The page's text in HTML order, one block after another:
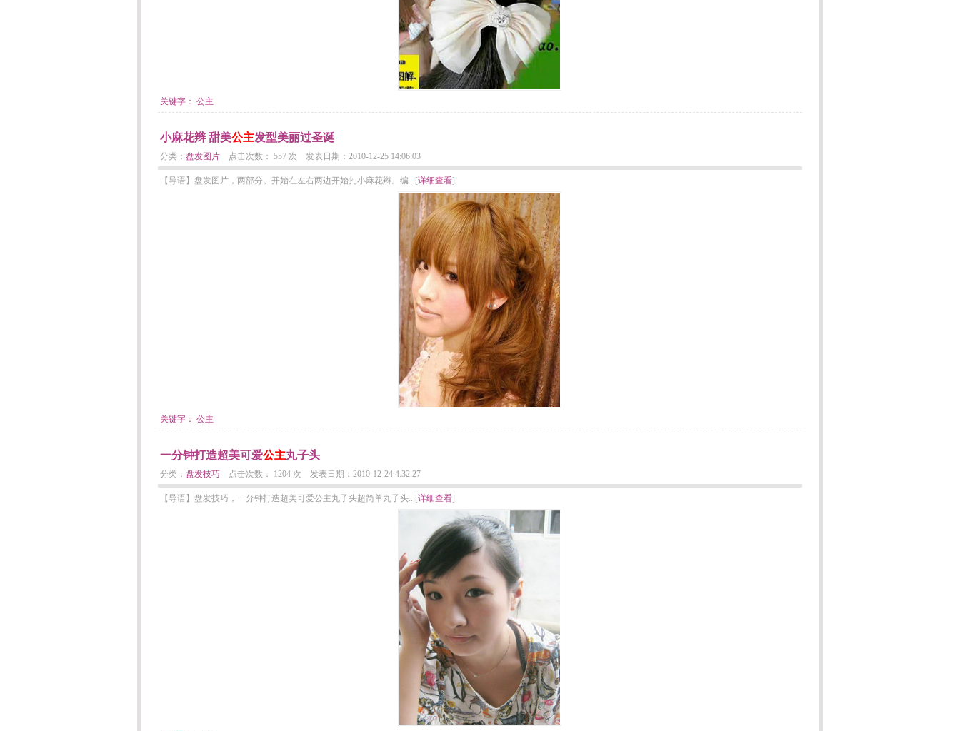
关键字： 公主
小麻花辫 甜美公主发型美丽过圣诞
分类： 盘发图片点击次数： 557 次 发表日期：2010-12-25 14:06:03
【导语】盘发图片，两部分。开始在左右两边开始扎小麻花辫。编...[详细查看]
关键字： 公主
一分钟打造超美可爱公主丸子头
分类： 盘发技巧点击次数： 1204 次 发表日期：2010-12-24 4:32:27
【导语】盘发技巧，一分钟打造超美可爱公主丸子头超简单丸子头...[详细查看]